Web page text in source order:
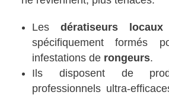
Les dératiseurs locaux
spécifiquement formés
infestations de rongeurs.
Ils disposent de
professionnels ultra-